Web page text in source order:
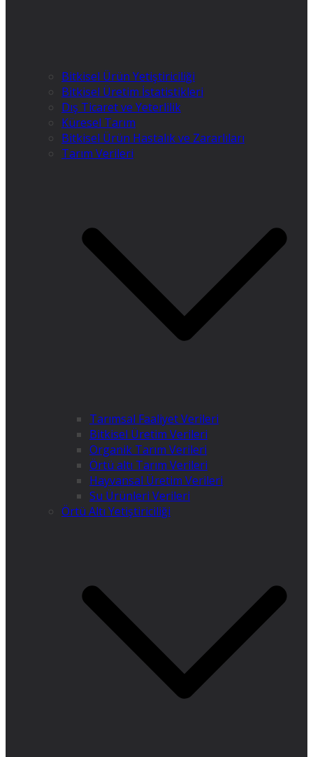
Bitkisel Ürün Yetiştiriciliği
Bitkisel Üretim İstatistikleri
Dış Ticaret ve Yeterlilik
Küresel Tarım
Bitkisel Ürün Hastalık ve Zararlıları
Tarım Verileri
Tarımsal Faaliyet Verileri
Bitkisel Üretim Verileri
Organik Tarım Verileri
Örtü altı Tarım Verileri
Hayvansal Üretim Verileri
Su Ürünleri Verileri
Örtü Altı Yetiştiriciliği